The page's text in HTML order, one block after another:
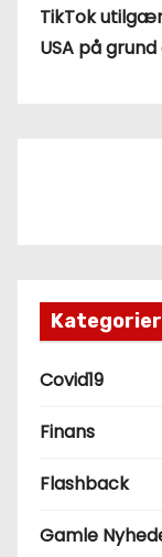
TikTok
USA på
Kategorier
Covid19
Finans
Flashback
Gamle